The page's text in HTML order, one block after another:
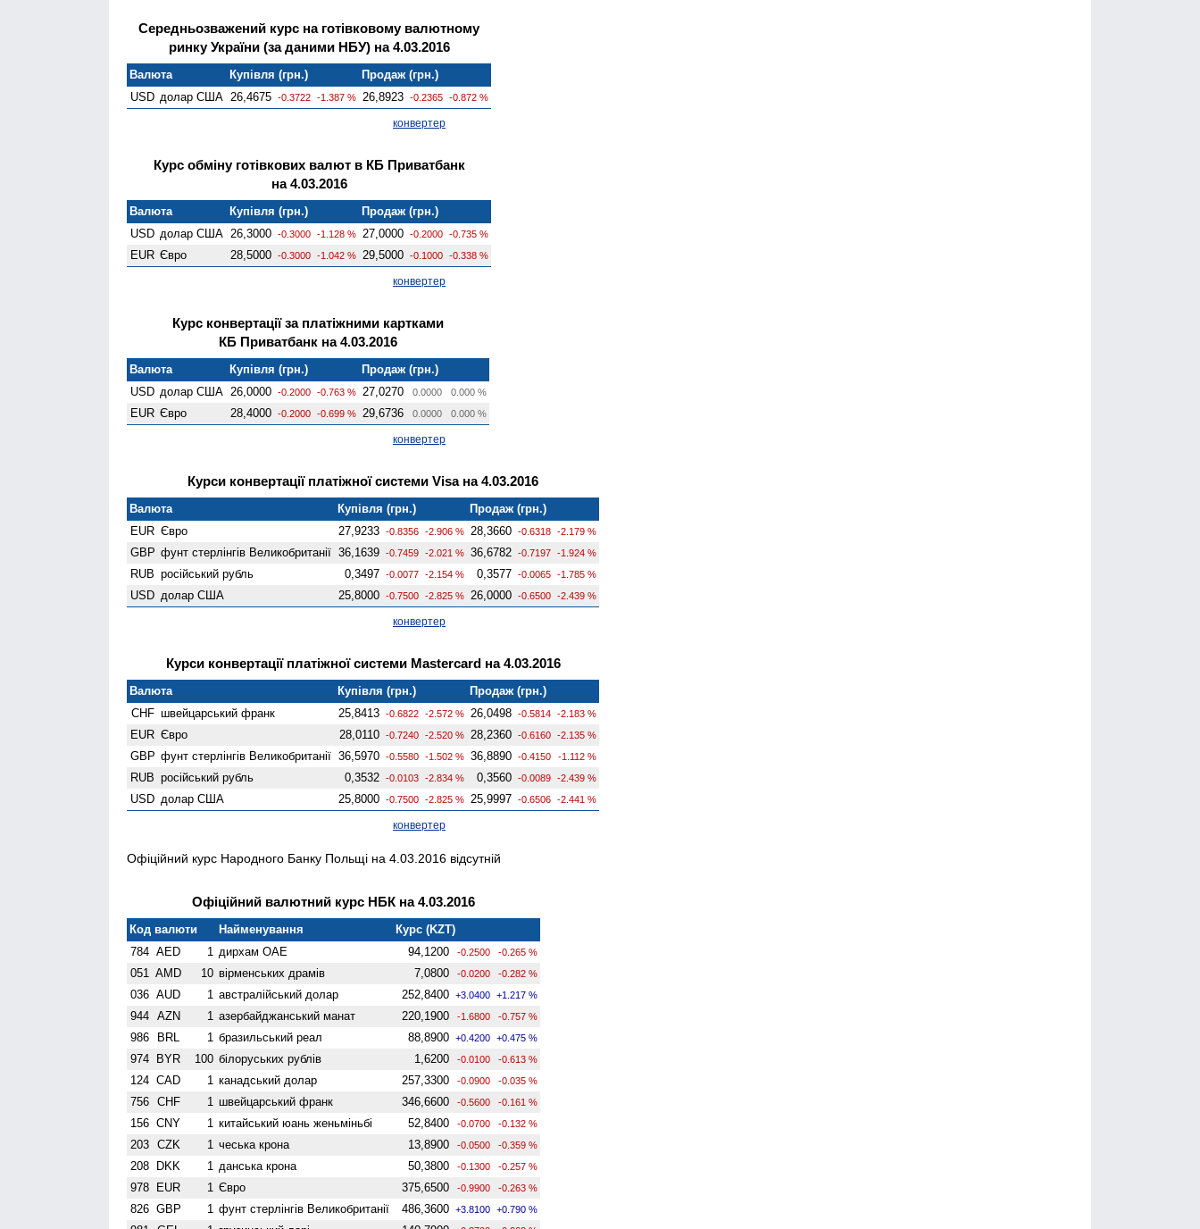
Середньозважений курс на готівковому валютному
ринку України (за даними НБУ) на 4.03.2016
Валюта Купівля (грн.)
Продаж (грн.)
USD долар США 26,4675 -0.3722 -1.387 % 26,8923 -0.2365 -0.872 %
конвертер
Курс обміну готівкових валют в КБ Приватбанк
на 4.03.2016
Валюта Купівля (грн.)
Продаж (грн.)
USD долар США 26,3000 -0.3000 -1.128 % 27,0000 -0.2000 -0.735 %
EUR Євро 28,5000 -0.3000 -1.042 % 29,5000 -0.1000 -0.338 %
конвертер
Курс конвертації за платіжними картками
КБ Приватбанк на 4.03.2016
Валюта Купівля (грн.)
Продаж (грн.)
USD долар США 26,0000 -0.2000 -0.763 % 27,0270 0.0000 0.000 %
EUR Євро 28,4000 -0.2000 -0.699 % 29,6736 0.0000 0.000 %
конвертер
Курси конвертації платіжної системи Visa на 4.03.2016
Валюта Купівля (грн.)
Продаж (грн.)
EUR Євро 27,9233 -0.8356 -2.906 % 28,3660 -0.6318 -2.179 %
GBP фунт стерлінгів Велико­британії 36,1639 -0.7459 -2.021 % 36,6782 -0.7197 -1.924 %
RUB російський рубль 0,3497 -0.0077 -2.154 % 0,3577 -0.0065 -1.785 %
USD долар США 25,8000 -0.7500 -2.825 % 26,0000 -0.6500 -2.439 %
конвертер
Курси конвертації платіжної системи Mastercard на 4.03.2016
Валюта Купівля (грн.)
Продаж (грн.)
CHF швейцарський франк 25,8413 -0.6822 -2.572 % 26,0498 -0.5814 -2.183 %
EUR Євро 28,0110 -0.7240 -2.520 % 28,2360 -0.6160 -2.135 %
GBP фунт стерлінгів Велико­британії 36,5970 -0.5580 -1.502 % 36,8890 -0.4150 -1.112 %
RUB російський рубль 0,3532 -0.0103 -2.834 % 0,3560 -0.0089 -2.439 %
USD долар США 25,8000 -0.7500 -2.825 % 25,9997 -0.6506 -2.441 %
конвертер
Офіційний курс Народного Банку Польщі на 4.03.2016 відсутній
Офіційний валютний курс НБК на 4.03.2016
Код валюти Найменування
Курс (KZT)
784 AED 1 дирхам ОАЕ 94,1200 -0.2500 -0.265 %
051 AMD 10 вiрменських драмів 7,0800 -0.0200 -0.282 %
036 AUD 1 австралійський долар 252,8400 +3.0400 +1.217 %
944 AZN 1 азербайджанський манат 220,1900 -1.6800 -0.757 %
986 BRL 1 бразильський реал 88,8900 +0.4200 +0.475 %
974 BYR 100 білоруських рублів 1,6200 -0.0100 -0.613 %
124 CAD 1 канадський долар 257,3300 -0.0900 -0.035 %
756 CHF 1 швейцарський франк 346,6600 -0.5600 -0.161 %
156 CNY 1 китайський юань женьмiньбi 52,8400 -0.0700 -0.132 %
203 CZK 1 чеська крона 13,8900 -0.0500 -0.359 %
208 DKK 1 данська крона 50,3800 -0.1300 -0.257 %
978 EUR 1 Євро 375,6500 -0.9900 -0.263 %
826 GBP 1 фунт стерлінгів Велико­британії 486,3600 +3.8100 +0.790 %